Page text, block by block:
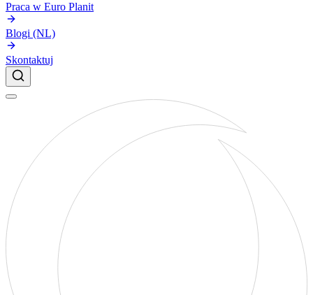
Praca w Euro Planit
Blogi (NL)
Skontaktuj